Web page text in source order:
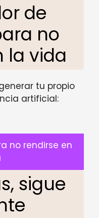
de
no
la vida
tu propio
artificial:
no rendirse en
sigue